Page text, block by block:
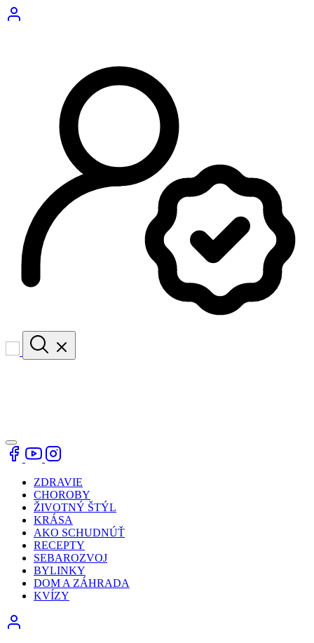
ZDRAVIE
CHOROBY
ŽIVOTNÝ ŠTÝL
KRÁSA
AKO SCHUDNÚŤ
RECEPTY
SEBAROZVOJ
BYLINKY
DOM A ZÁHRADA
KVÍZY